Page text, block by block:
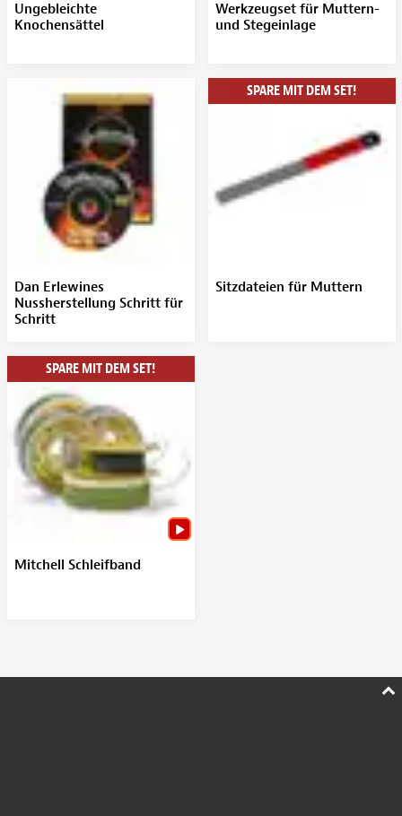
Ungebleichte
Knochensättel
Werkzeugset für Muttern-
und Stegeinlage
Dan Erlewines
Nussherstellung Schritt für
Schritt
SPARE MIT DEM SET!
Sitzdateien für Muttern
SPARE MIT DEM SET!
Mitchell Schleifband